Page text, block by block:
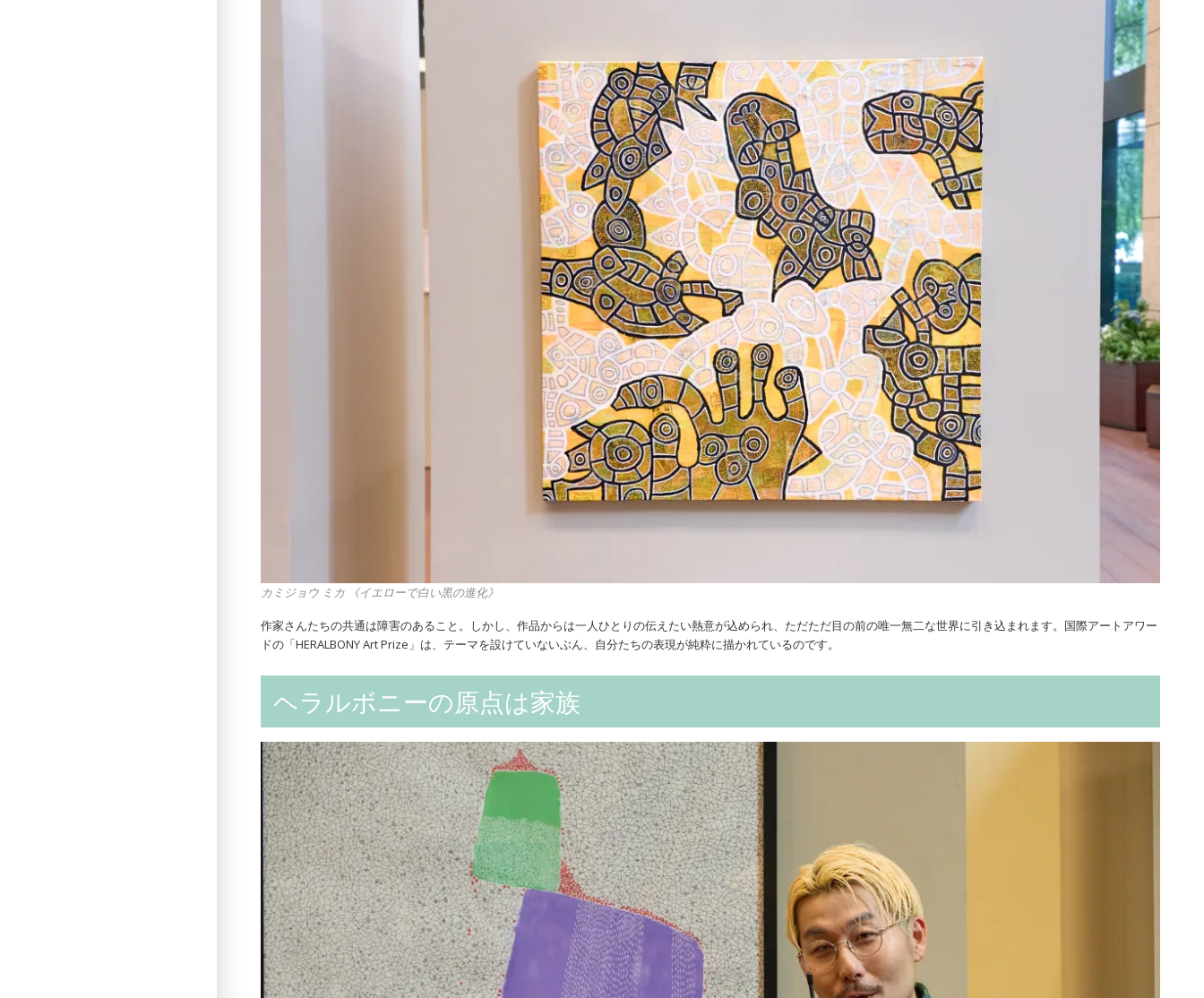
カミジョウ ミカ 《イエローで白い黒の進化》
作家さんたちの共通は障害のあること。しかし、作品からは一人ひとりの伝えたい熱意が込められ、ただただ目の前の唯一無二な世界に引き込まれます。国際アートアワー
ドの「HERALBONY Art Prize」は、テーマを設けていないぶん、自分たちの表現が純粋に描かれているのです。
ヘラルボニーの原点は家族